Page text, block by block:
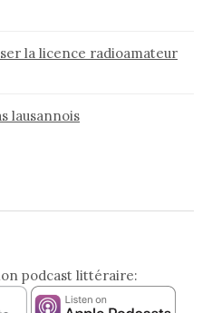
la licence radioamateur
lausannois
podcast littéraire: